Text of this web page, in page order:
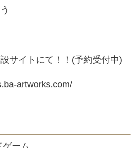
サイトにて！！(予約受付中)
artworks.com/
ゲーム,